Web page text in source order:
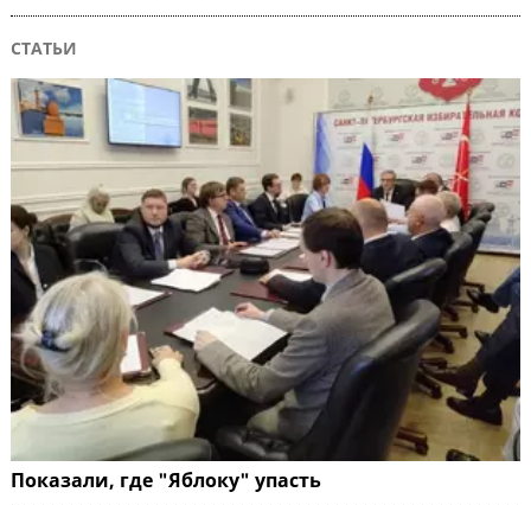
СТАТЬИ
Показали, где "Яблоку" упасть